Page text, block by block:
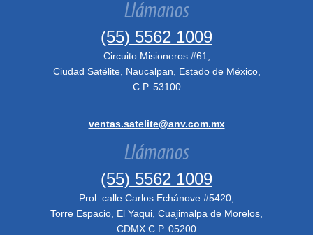
Llámanos
(55) 5562 1009
Circuito Misioneros #61,
Ciudad Satélite, Naucalpan, Estado de México,
C.P. 53100
ventas.satelite@anv.com.mx
Llámanos
(55) 5562 1009
Prol. calle Carlos Echánove #5420,
Torre Espacio, El Yaqui, Cuajimalpa de Morelos,
CDMX C.P. 05200